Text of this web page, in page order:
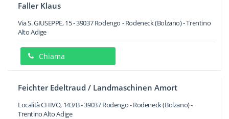
Faller Klaus
Via S. GIUSEPPE, 15-39037 Rodengo - Rodeneck(Bolzano) -Trentino
Alto Adige
Chiama
Feichter Edeltraud / Landmaschinen Amort
Località CHIVO, 143/B-39037Rodengo - Rodeneck(Bolzano) -
Trentino Alto Adige